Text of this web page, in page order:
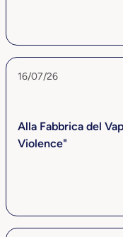
16/07/26
Alla Fabbrica del
Violence"